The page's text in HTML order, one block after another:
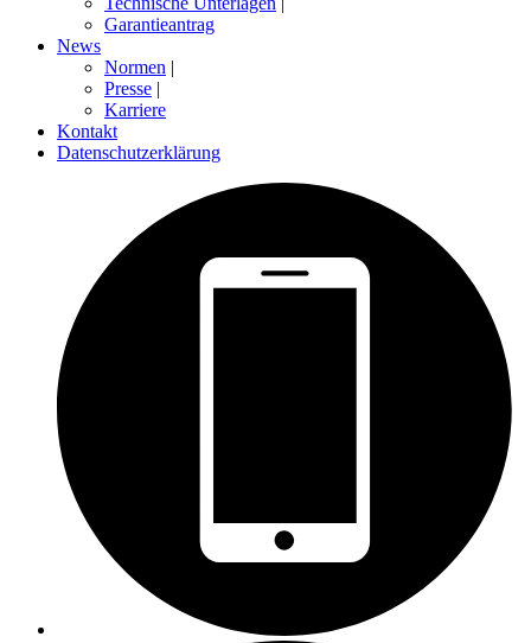
Garantieantrag
News
Normen |
Presse |
Karriere
Kontakt
Datenschutzerklärung